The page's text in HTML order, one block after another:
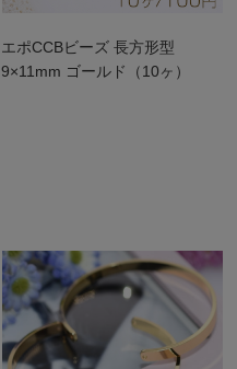
エポCCBビーズ 長方形型
9×11mm ゴールド（10ヶ）